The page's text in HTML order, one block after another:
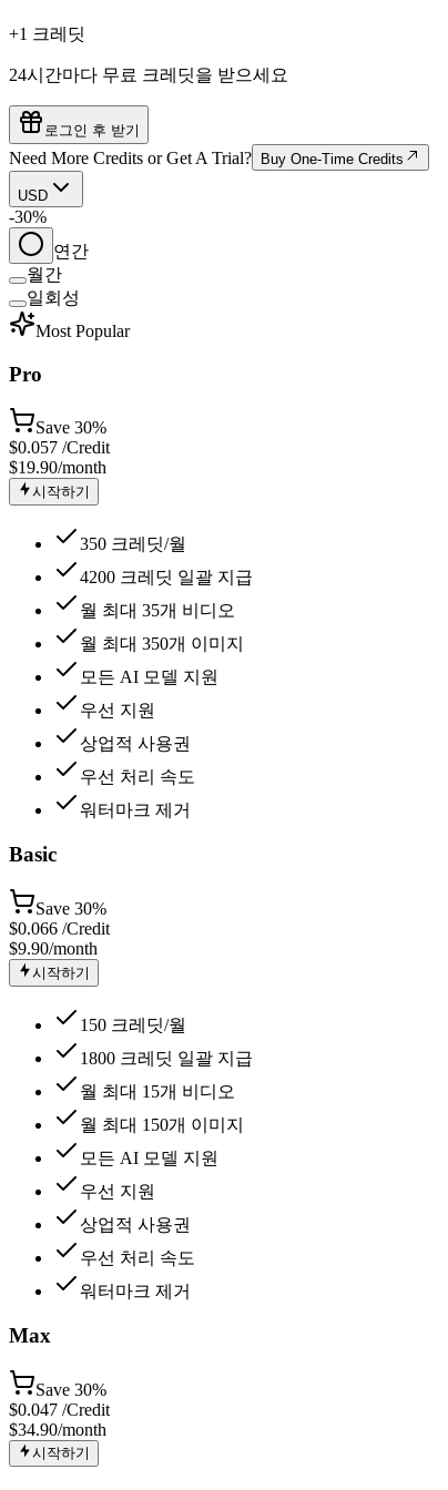
+1 크레딧
24시간마다 무료 크레딧을 받으세요
로그인 후 받기
Need More Credits or Get A Trial? Buy One-Time Credits
USD
-30%
연간
월간
일회성
Most Popular
Pro
Save 30%
$0.057 /Credit
$19.90/month
시작하기
350 크레딧/월
4200 크레딧 일괄 지급
월 최대 35개 비디오
월 최대 350개 이미지
모든 AI 모델 지원
우선 지원
상업적 사용권
우선 처리 속도
워터마크 제거
Basic
Save 30%
$0.066 /Credit
$9.90/month
시작하기
150 크레딧/월
1800 크레딧 일괄 지급
월 최대 15개 비디오
월 최대 150개 이미지
모든 AI 모델 지원
우선 지원
상업적 사용권
우선 처리 속도
워터마크 제거
Max
Save 30%
$0.047 /Credit
$34.90/month
시작하기